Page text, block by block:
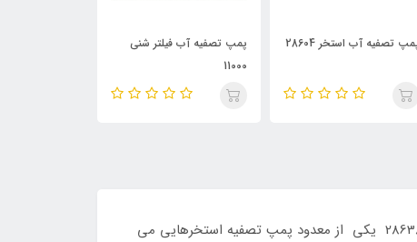
تصفیه آب فیلتر شنی
پمپ تصفیه فیلتر شنی 10000
پمپ تصفیه آب استخر کد 28638 ، قیمت : 0 تومان ، توان تصفیه : 2006 لیتر آب ، همچنین پمپ تصفیه آب استخر کد 28638 یکی از معدود پمپ تصفیه استخرهایی می